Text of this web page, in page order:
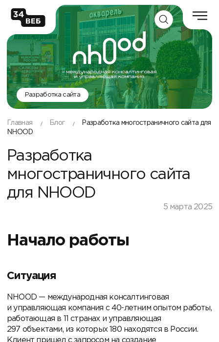
Разработка сайта
Главная Блог
Разработка многостраничного сайта для
NHOOD
Разработка
многостраничного сайта
для NHOOD
5 марта 2025
Начало работы
Ситуация
NHOOD — международная консалтинговая
и управляющая компания с 40-летнимопытом работы,
работающая в 11 странах и управляющая
297 объектами, из которых 180 находятся в России.
Клиент пришел с запросом на создание